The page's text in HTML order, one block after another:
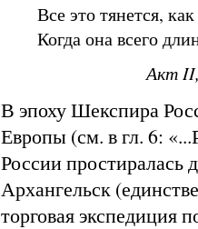
Все это тянется,
Когда она всего
Акт
В эпоху Шекспира
Европы (см. в гл. 6:
России простиралась
Архангельск
торговая экспедиция